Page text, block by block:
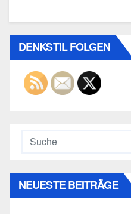
DENKSTIL FOLGEN
NEUESTE BEITRÄGE